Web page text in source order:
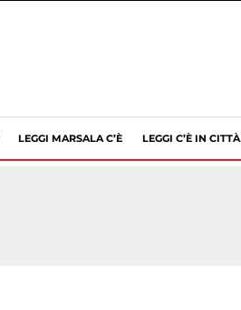
LEGGI MARSALA C’È LEGGI C’È IN CITTÀ